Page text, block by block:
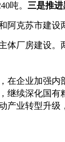
吨。 三是推进
阿克苏市建设
厂房建设。
在企业加强内
继续深化国有
产业转型升级